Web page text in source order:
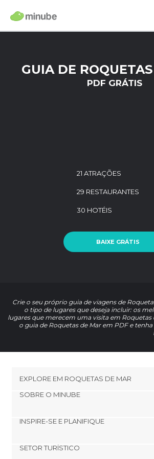
GUIA DE
PDF GRÁTIS
21 ATRAÇÕES
29 RESTAURANTES
30 HOTÉIS
BAIXE GRÁTIS
Crie o seu próprio guia de viagens de
o tipo de lugares que deseja incluir: os
lugares que merecem uma visita em Roquetas
o guia de Roquetas de Mar em PDF e
EXPLORE EM ROQUETAS DE MAR
Roquetas de Mar
Great Plaza shopping center
SOBRE O MINUBE
Cookies
Política de privacidade
INSPIRE-SE E PLANIFIQUE
footer@item_discovertips_anchor
SETOR TURÍSTICO